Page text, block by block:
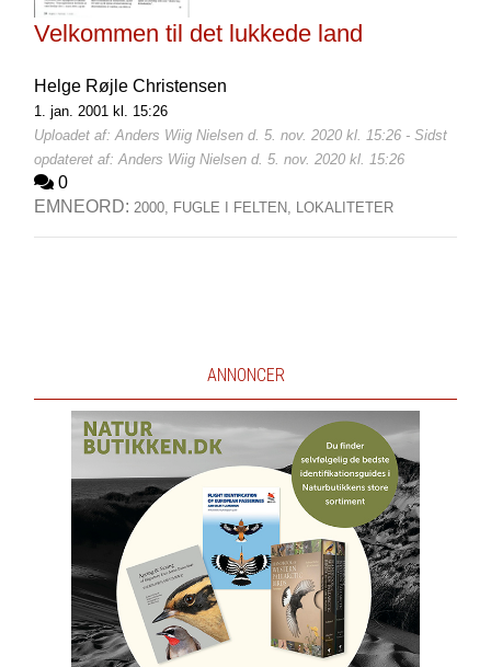
Velkommen til det lukkede land
Helge Røjle Christensen
1. jan. 2001 kl. 15:26
Uploadet af: Anders Wiig Nielsen d. 5. nov. 2020 kl. 15:26 - Sidst
opdateret af: Anders Wiig Nielsen d. 5. nov. 2020 kl. 15:26
0
EMNEORD: 2000, FUGLE I FELTEN, LOKALITETER
ANNONCER